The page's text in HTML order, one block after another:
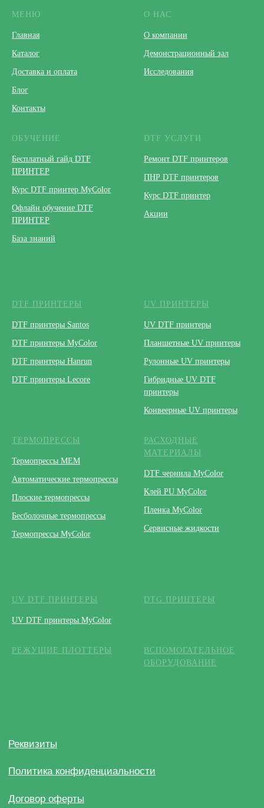
МЕНЮ
Главная
Каталог
Доставка и оплата
Блог
Контакты
О НАС
О компании
Демонстрационный зал
Исследования
ОБУЧЕНИЕ
Бесплатный гайд DTF
ПРИНТЕР
Курс DTF принтер MyColor
Офлайн обучение DTF
ПРИНТЕР
База знаний
DTF УСЛУГИ
Ремонт DTF принтеров
ПНР DTF принтеров
Курс DTF принтер
Акции
DTF ПРИНТЕРЫ
DTF принтеры Santos
DTF принтеры MyColor
DTF принтеры Hanrun
DTF принтеры Lecore
UV ПРИНТЕРЫ
UV DTF принтеры
Планшетные UV принтеры
Рулонные UV принтеры
Гибридные UV DTF
принтеры
Конвеерные UV принтеры
ТЕРМОПРЕССЫ
Термопрессы МЕМ
Автоматические термопрессы
Плоские термопрессы
Бесболочные термопрессы
Термопрессы MyColor
РАСХОДНЫЕ
МАТЕРИАЛЫ
DTF чернила MyColor
Клей PU MyColor
Пленка MyColor
Сервисные жидкости
UV DTF ПРИНТЕРЫ
UV DTF принтеры MyColor
DTG ПРИНТЕРЫ
РЕЖУЩИЕ ПЛОТТЕРЫ
ВСПОМОГАТЕЛЬНОЕ
ОБОРУДОВАНИЕ